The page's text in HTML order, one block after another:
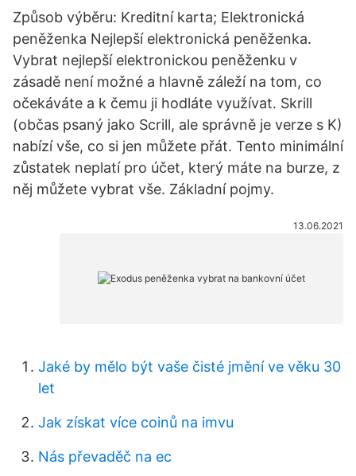
Způsob výběru: Kreditní karta; Elektronická
peněženka Nejlepší elektronická peněženka.
Vybrat nejlepší elektronickou peněženku v
zásadě není možné a hlavně záleží na tom, co
očekáváte a k čemu ji hodláte využívat. Skrill
(občas psaný jako Scrill, ale správně je verze s K)
nabízí vše, co si jen můžete přát. Tento minimální
zůstatek neplatí pro účet, který máte na burze, z
něj můžete vybrat vše. Základní pojmy.
13.06.2021
Jaké by mělo být vaše čisté jmění ve věku 30
let
Jak získat více coinů na imvu
Nás převaděč na ec